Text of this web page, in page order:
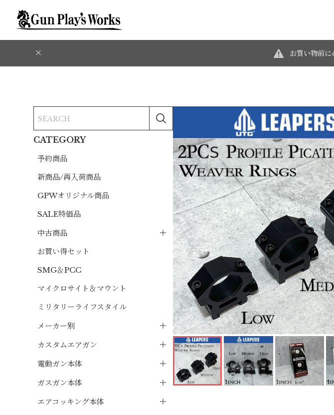
お買い物前に
CATEGORY
予約商品
新商品/再入荷商品
GPWオリジナル商品
SALE特価品
中古商品
お買い得セット
SMG＆PCC
マイクロサイト＆マウント
ミリタリーライフスタイル
メーカー別
カスタムエアガン
電動ガン本体
ガスガン本体
エアコッキング本体